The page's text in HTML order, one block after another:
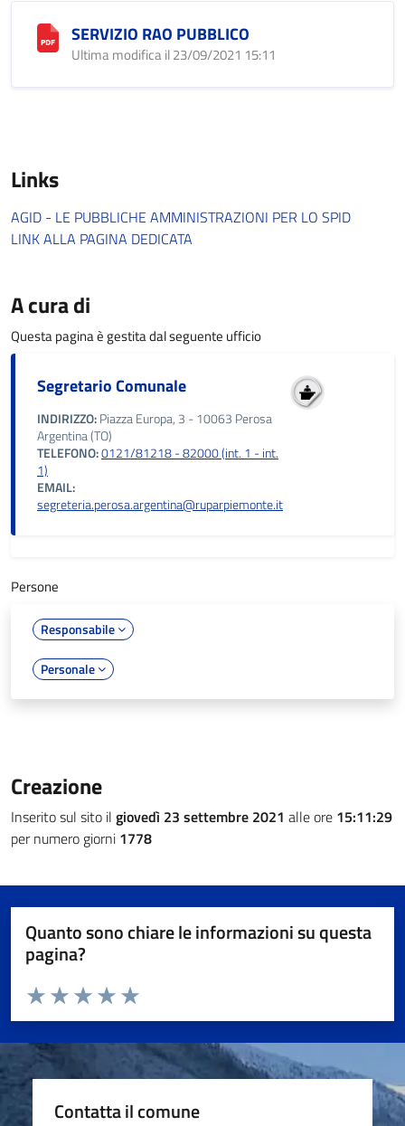
SERVIZIO RAO PUBBLICO
Ultima modifica il 23/09/2021 15:11
Links
AGID - LE PUBBLICHE AMMINISTRAZIONI PER LO SPID
LINK ALLA PAGINA DEDICATA
A cura di
Questa pagina è gestita dal seguente ufficio
Segretario Comunale
INDIRIZZO:Piazza Europa, 3 - 10063 Perosa
Argentina (TO)
TELEFONO:0121/81218 - 82000 (int. 1 - int.
1)
EMAIL:
segreteria.perosa.argentina@ruparpiemonte.it
Persone
Responsabile
Personale
Creazione
Inserito sul sito il giovedì 23 settembre 2021 alle ore 15:11:29
per numero giorni 1778
Quanto sono chiare le informazioni su questa
pagina?
Valuta da 1 a 5 stelle la pagina
Valuta 5 stelle su 5
Valuta 4 stelle su 5
Valuta 3 stelle su 5
Valuta 2 stelle su 5
Valuta 1 stelle su 5
Contatta il comune